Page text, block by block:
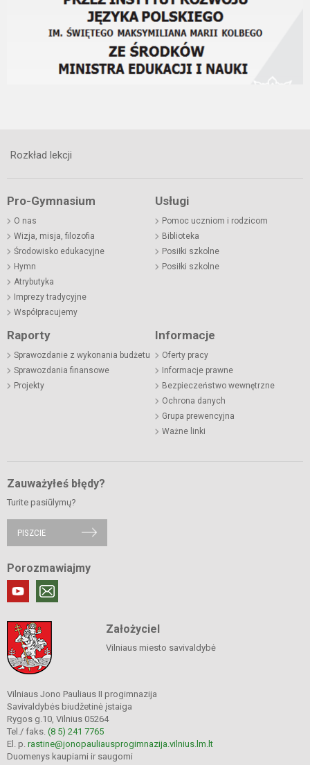
Rozkład lekcji
Pro-Gymnasium
O nas
Wizja, misja, filozofia
Środowisko edukacyjne
Hymn
Atrybutyka
Imprezy tradycyjne
Współpracujemy
Usługi
Pomoc uczniom i rodzicom
Biblioteka
Posiłki szkolne
Posiłki szkolne
Raporty
Sprawozdanie z wykonania budżetu
Sprawozdania finansowe
Projekty
Informacje
Oferty pracy
Informacje prawne
Bezpieczeństwo wewnętrzne
Ochrona danych
Grupa prewencyjna
Ważne linki
Zauważyłeś błędy?
Turite pasiūlymų?
PISZCIE
Porozmawiajmy
Założyciel
Vilniaus miesto savivaldybė
Vilniaus Jono Pauliaus II progimnazija
Savivaldybės biudžetinė įstaiga
Rygos g.10, Vilnius 05264
Tel./ faks. (8 5) 241 7765
El. p. rastine@jonopauliausprogimnazija.vilnius.lm.lt
Duomenys kaupiami ir saugomi